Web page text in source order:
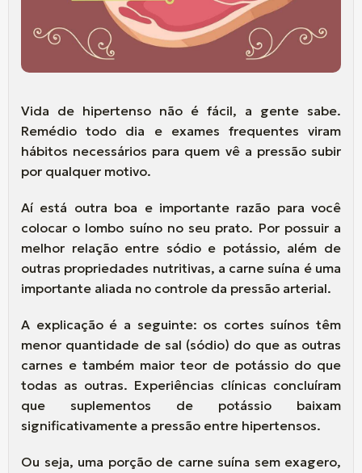
Vida de hipertenso não é fácil, a gente sabe.
Remédio todo dia e exames frequentes viram
hábitos necessários para quem vê a pressão subir
por qualquer motivo.
Aí está outra boa e importante razão para você
colocar o lombo suíno no seu prato. Por possuir a
melhor relação entre sódio e potássio, além de
outras propriedades nutritivas, a carne suína é uma
importante aliada no controle da pressão arterial.
A explicação é a seguinte: os cortes suínos têm
menor quantidade de sal (sódio) do que as outras
carnes e também maior teor de potássio do que
todas as outras. Experiências clínicas concluíram
que suplementos de potássio baixam
significativamente a pressão entre hipertensos.
Ou seja, uma porção de carne suína sem exagero,